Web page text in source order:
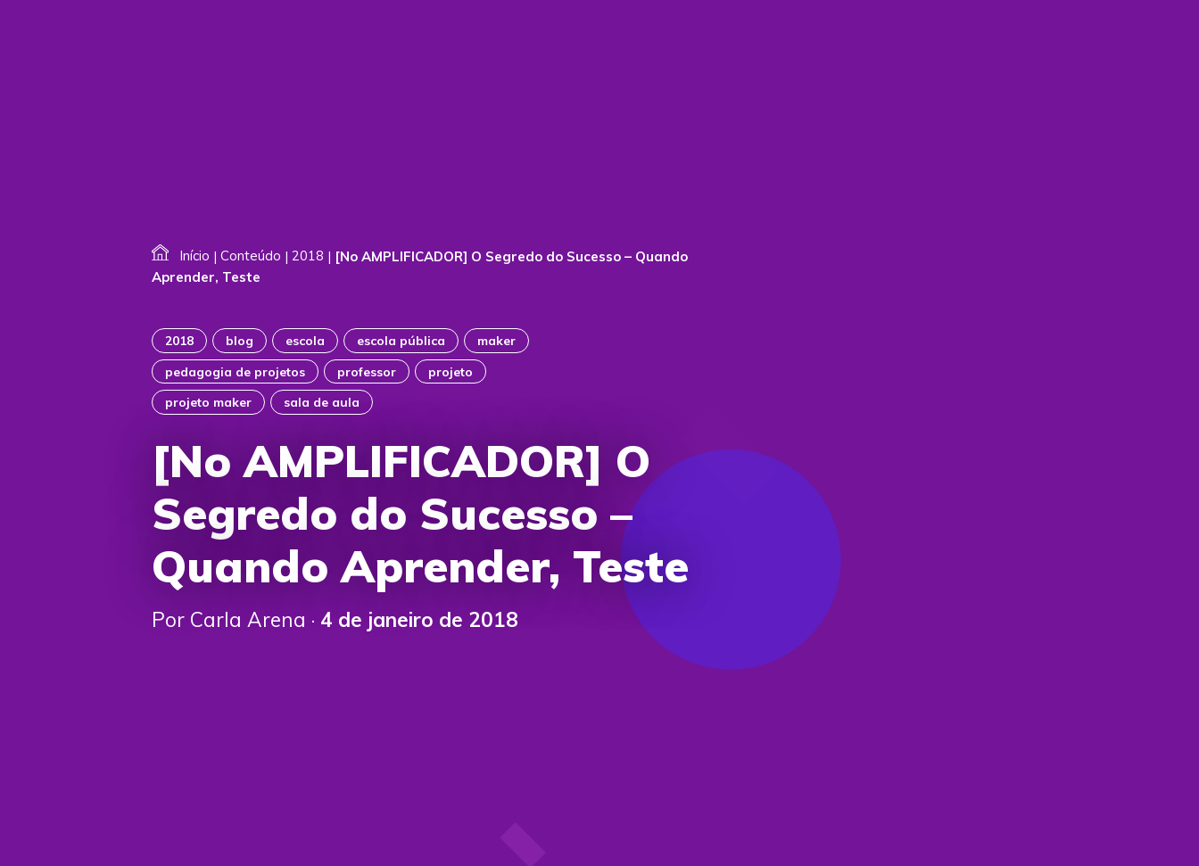
Início | Conteúdo | 2018 | [No AMPLIFICADOR] O Segredo do Sucesso – Quando
Aprender, Teste
2018 blog escola escola pública
maker
pedagogia de projetos
professor
projeto
projeto maker
sala de aula
[No AMPLIFICADOR] O
Segredo do Sucesso –
Quando Aprender, Teste
Por Carla Arena · 4 de janeiro de 2018